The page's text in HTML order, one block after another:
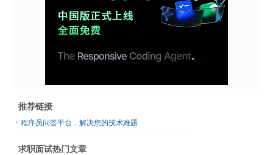
推荐链接
程序员问答平台，解决您的技术难题
求职面试热门文章